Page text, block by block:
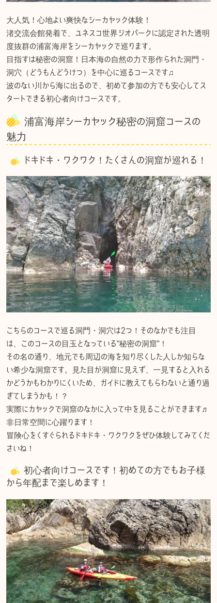
大人気！心地よい爽快なシーカヤック体験！
渚交流会館発着で、ユネスコ世界ジオパークに認定された透明
度抜群の浦富海岸をシーカヤックで巡ります。
目指すは秘密の洞窟！日本海の自然の力で形作られた洞門・
洞穴（どうもんどうけつ）を中心に巡るコースです♫
波のない川から海に出るので、初めて参加の方でも安心してス
タートできる初心者向けコースです。
浦富海岸シーカヤック秘密の洞窟コースの
魅力
ドキドキ・ワクワク！たくさんの洞窟が巡れる！
こちらのコースで巡る洞門・洞穴は2つ！そのなかでも注目
は、このコースの目玉となっている”秘密の洞窟”！
その名の通り、地元でも周辺の海を知り尽くした人しか知らな
い希少な洞窟です。見た目が洞窟に見えず、一見すると入れる
かどうかもわかりにくいため、ガイドに教えてもらわないと通り過
ぎてしまうかも！？
実際にカヤックで洞窟のなかに入って中を見ることができます♬
非日常空間に心躍ります！
冒険心をくすぐられるドキドキ・ワクワクをぜひ体験してみてくだ
さいね！
初心者向けコースです！初めての方でもお子様
から年配まで楽しめます！